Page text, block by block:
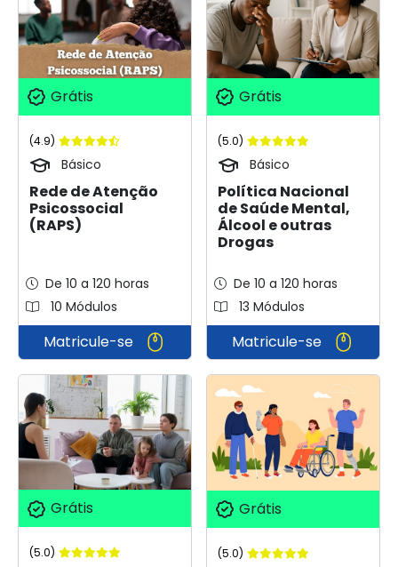
Grátis
(4.9)
Básico
Rede de Atenção
Psicossocial
(RAPS)
De 10 a 120 horas
10 Módulos
Matricule-se
Grátis
(5.0)
Básico
Política Nacional
de Saúde Mental,
Álcool e outras
Drogas
De 10 a 120 horas
13 Módulos
Matricule-se
Grátis
(5.0)
Grátis
(5.0)